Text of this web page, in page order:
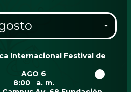
AGO 6
8:00 a. m.
Internacional Festival de